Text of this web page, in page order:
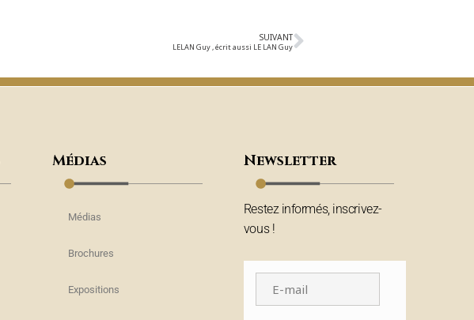
SUIVANT
LELAN Guy , écrit aussi LE LAN Guy
Médias
Médias
Brochures
Expositions
Newsletter
Restez informés, inscrivez-
vous !